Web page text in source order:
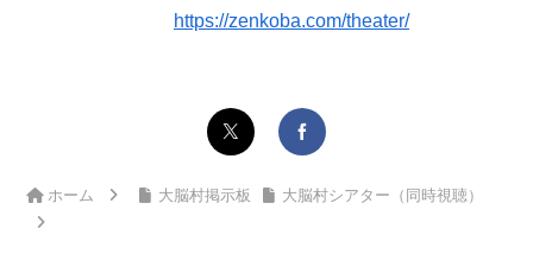
https://zenkoba.com/theater/
ホーム 大脳村掲示板 大脳村シアター（同時視聴）